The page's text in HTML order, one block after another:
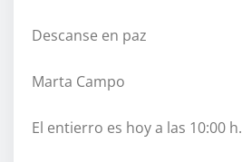
Descanse en paz
Marta Campo
El entierro es hoy a las 10:00 h.